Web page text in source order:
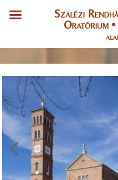
Szalézi
Oratórium •